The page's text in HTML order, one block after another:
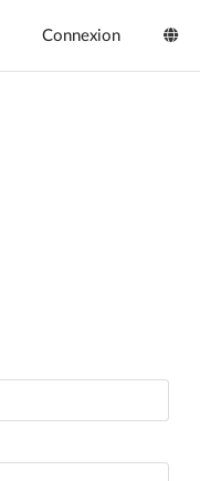
Connexion